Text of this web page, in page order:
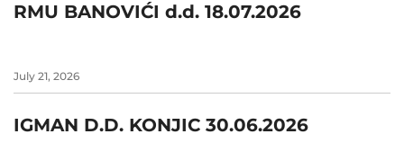
RMU BANOVIĆI d.d. 18.07.2026
July 21, 2026
IGMAN D.D. KONJIC 30.06.2026